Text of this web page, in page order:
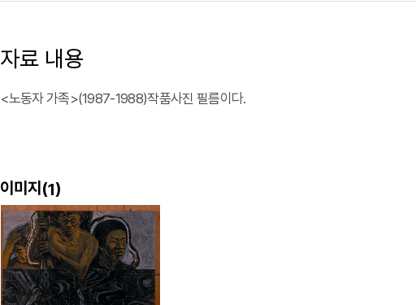
자료 내용
<노동자 가족>(1987-1988)작품사진 필름이다.
이미지(1)